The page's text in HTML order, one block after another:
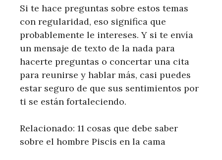
Si te hace preguntas sobre estos temas
con regularidad, eso significa que
probablemente le intereses. Y si te envía
un mensaje de texto de la nada para
hacerte preguntas o concertar una cita
para reunirse y hablar más, casi puedes
estar seguro de que sus sentimientos por
ti se están fortaleciendo.
Relacionado: 11 cosas que debe saber
sobre el hombre Piscis en la cama